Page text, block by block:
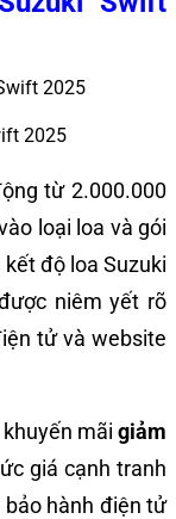
2025
từ 2.000.000
loại loa và gói
kết độ loa Suzuki
niêm yết rõ
tử và website
mãi giảm
giá cạnh tranh
hành điện tử